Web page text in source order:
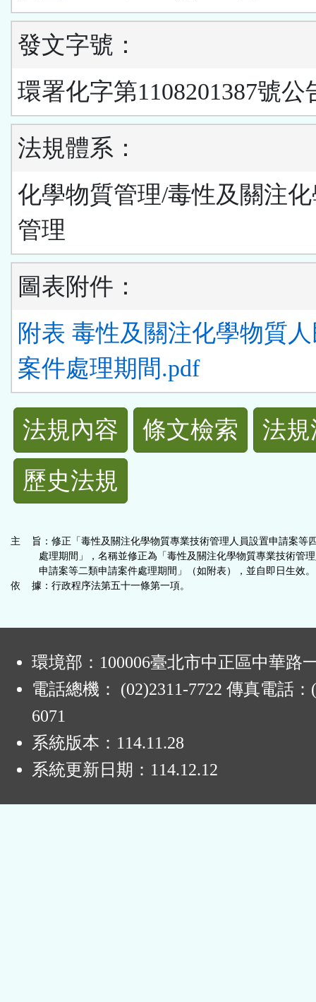
發文字號：
環署化字第1108201387號公
法規體系：
化學物質管理/毒性及關注
管理
圖表附件：
附表 毒性及關注化學物質
案件處理期間.pdf
法
規
功
鈕
區
法規內容 條文檢索
法
歷史法規
主 旨：修正「毒性及關注化學物質專業技術管理人員設置申請案等
處理期間」，名稱並修正為「毒性及關注化學物質專業技術管理
申請案等二類申請案件處理期間」（如附表），並自即日生效。
依 據：行政程序法第五十一條第一項。
環境部：100006臺北市中正區中華路
電話總機： (02)2311-7722 傳真電話：
6071
系統版本： 114.11.28
系統更新日期： 114.12.12